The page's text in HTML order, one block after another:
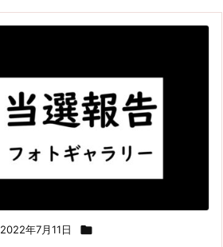
2022年7月11日 